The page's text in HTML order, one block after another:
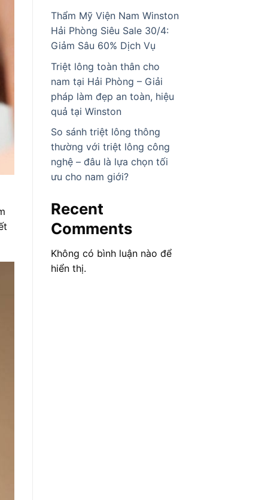
Thẩm Mỹ Viện Nam Winston
Hải Phòng Siêu Sale 30/4:
Giảm Sâu 60% Dịch Vụ
Triệt lông toàn thân cho
nam tại Hải Phòng – Giải
pháp làm đẹp an toàn, hiệu
quả tại Winston
So sánh triệt lông thông
thường với triệt lông công
nghệ – đâu là lựa chọn tối
ưu cho nam giới?
Recent
Comments
Không có bình luận nào để
hiển thị.